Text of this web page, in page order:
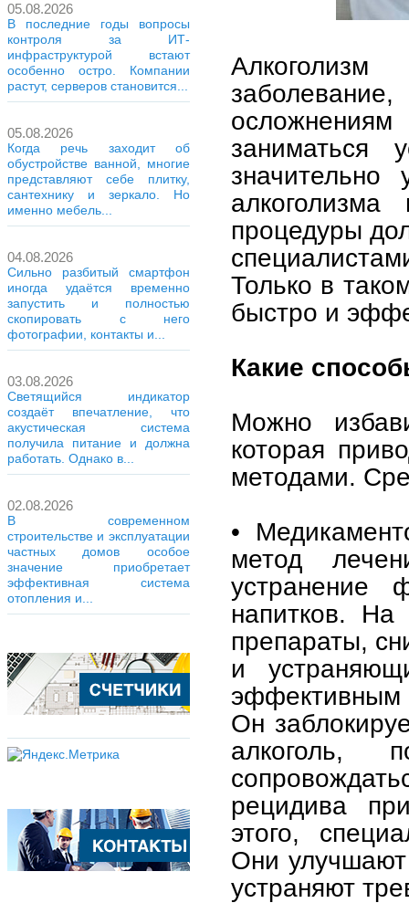
05.08.2026
В последние годы вопросы
контроля за ИТ-
инфраструктурой встают
особенно остро. Компании
растут, серверов становится...
05.08.2026
Когда речь заходит об
обустройстве ванной, многие
представляют себе плитку,
сантехнику и зеркало. Но
именно мебель...
04.08.2026
Сильно разбитый смартфон
иногда удаётся временно
запустить и полностью
скопировать с него
фотографии, контакты и...
03.08.2026
Светящийся индикатор
создаёт впечатление, что
акустическая система
получила питание и должна
работать. Однако в...
02.08.2026
В современном
строительстве и эксплуатации
частных домов особое
значение приобретает
эффективная система
отопления и...
заниматься
процедуры
Только в
быстро и
Какие
Можно
которая
методами.
•
метод
устранение
напитков. На
препараты,
и
эффективным
Он
алкоголь,
рецидива
этого,
Они улучшают
устраняют